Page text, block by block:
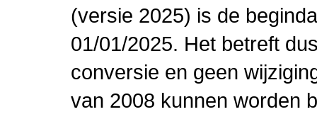
(versie 2025) is de
01/01/2025. Het betreft
conversie en geen
van 2008 kunnen worden